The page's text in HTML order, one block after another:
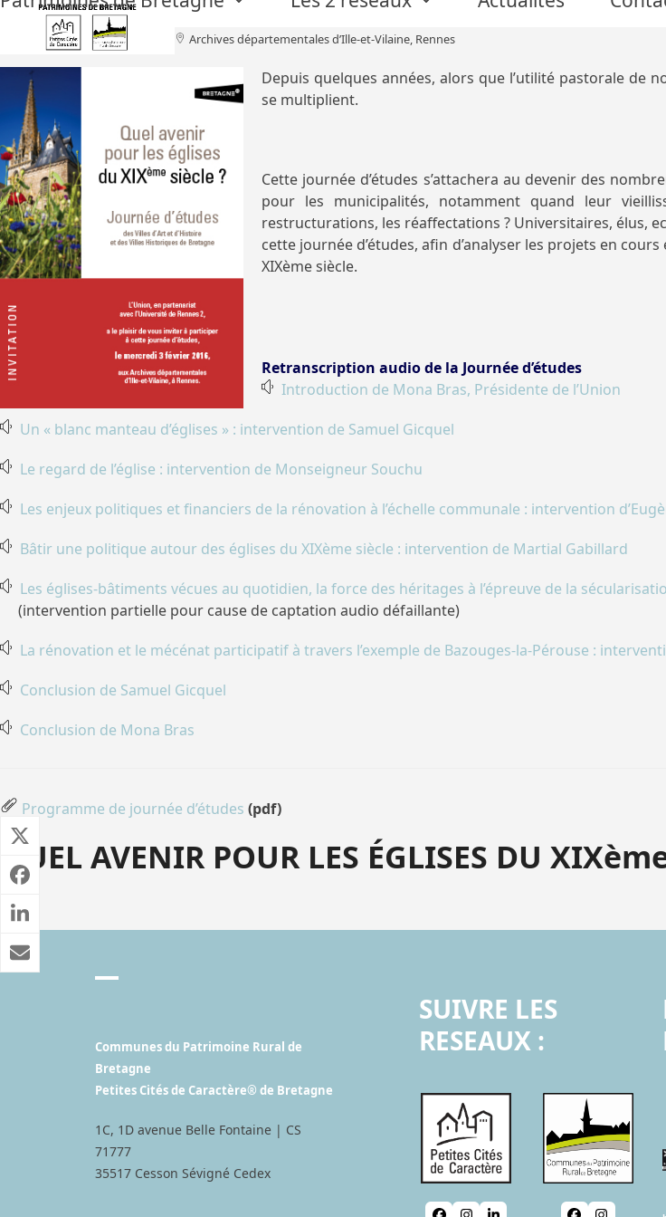
Skip
content
Archives départementales d’Ille-et-Vilaine, Rennes
Depuis quelques années, alors que l’utilité pastorale de
se multiplient.
Cette journée d’études s’attachera au devenir des
pour les municipalités, notamment quand leur
restructurations, les réaffectations ? Universitaires, élus,
cette journée d’études, afin d’analyser les projets en
XIXèmesiècle.
Retranscription audio de la Journée d’études
Introduction de Mona Bras, Présidente de l’Union
Un « blanc manteau d’églises » : intervention de Samuel Gicquel
Le regard de l’église : intervention de Monseigneur Souchu
Les enjeux politiques et financiers de la rénovation à l’échelle communale : intervention
Bâtir une politique autour des églises du XIXème siècle : intervention de Martial Gabillard
Les églises-bâtiments vécues au quotidien, la force des héritages à l’épreuve de la
(intervention partielle pour cause de captation audio défaillante)
La rénovation et le mécénat participatif à travers l’exemple de Bazouges-la-Pérouse :
Conclusion de Samuel Gicquel
Conclusion de Mona Bras
Programme de journée d’études (pdf)
QUEL AVENIR POUR LES ÉGLISES DU XIX
Communes du Patrimoine Rural de
Bretagne
Petites Cités de Caractère® de Bretagne
1C, 1D avenue Belle Fontaine | CS
71777
35517 Cesson Sévigné Cedex
SUIVRE LES
RESEAUX :